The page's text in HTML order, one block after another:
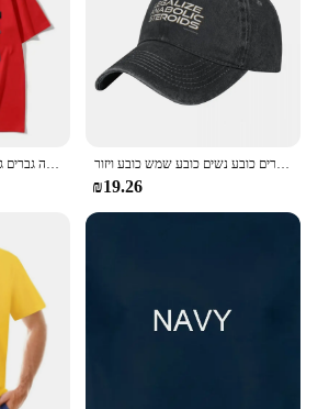
מגג תאומים משאבת סטרואידים כיסוי חולצה בגודל גודל עבור גברים נשים גוף אופנה גברים גותית אופנה זכר חולצות גותי לגליזציה של אופנה סטרואידים אנבוליים כובע בייסבול הגיע כובע גברים כובע נשים כובע שמש כובע ויזור
₪19.26